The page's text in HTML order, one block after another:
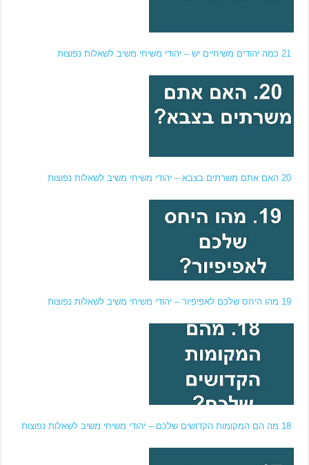
21 כמה יהודים משיחיים יש – יהודי משיחי משיב לשאלות נפוצות
20 האם אתם משרתים בצבא – יהודי משיחי משיב לשאלות נפוצות
19 מהו היחס שלכם לאפיפיור – יהודי משיחי משיב לשאלות נפוצות
18 מה הם המקומות הקדושים שלכם – יהודי משיחי משיב לשאלות נפוצות